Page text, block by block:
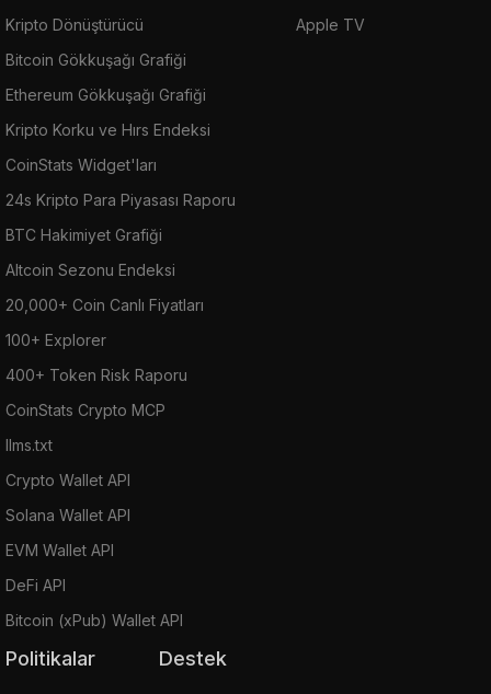
Kripto Dönüştürücü
Bitcoin Gökkuşağı Grafiği
Ethereum Gökkuşağı Grafiği
Kripto Korku ve Hırs Endeksi
CoinStats Widget'ları
24s Kripto Para Piyasası Raporu
BTC Hakimiyet Grafiği
Altcoin Sezonu Endeksi
20,000+ Coin Canlı Fiyatları
100+ Explorer
400+ Token Risk Raporu
CoinStats Crypto MCP
llms.txt
Crypto Wallet API
Solana Wallet API
EVM Wallet API
DeFi API
Bitcoin (xPub) Wallet API
Apple TV
Politikalar Destek